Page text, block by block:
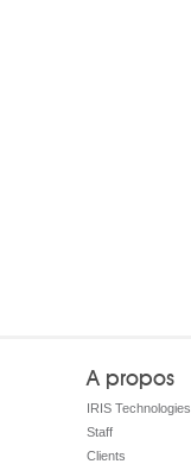
A propos
IRIS Technologies
Staff
Clients